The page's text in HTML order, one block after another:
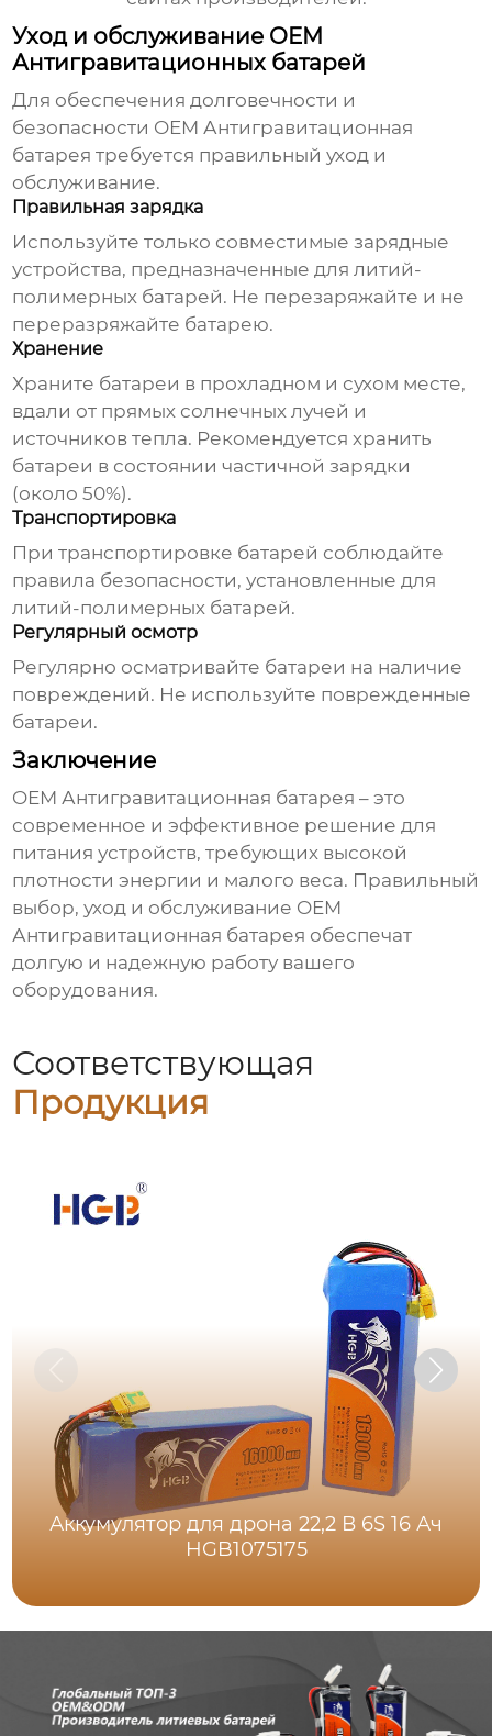
Уход и обслуживание OEM
Антигравитационных батарей
Для обеспечения долговечности и
безопасности OEM Антигравитационная
батарея требуется правильный уход и
обслуживание.
Правильная зарядка
Используйте только совместимые зарядные
устройства, предназначенные для литий-
полимерных батарей. Не перезаряжайте и не
переразряжайте батарею.
Хранение
Храните батареи в прохладном и сухом месте,
вдали от прямых солнечных лучей и
источников тепла. Рекомендуется хранить
батареи в состоянии частичной зарядки
(около 50%).
Транспортировка
При транспортировке батарей соблюдайте
правила безопасности, установленные для
литий-полимерных батарей.
Регулярный осмотр
Регулярно осматривайте батареи на наличие
повреждений. Не используйте поврежденные
батареи.
Заключение
OEM Антигравитационная батарея – это
современное и эффективное решение для
питания устройств, требующих высокой
плотности энергии и малого веса. Правильный
выбор, уход и обслуживание OEM
Антигравитационная батарея обеспечат
долгую и надежную работу вашего
оборудования.
Соответствующая
Продукция
Аккумулятор для дрона 22,2 В 6S 16 Ач
HGB1075175